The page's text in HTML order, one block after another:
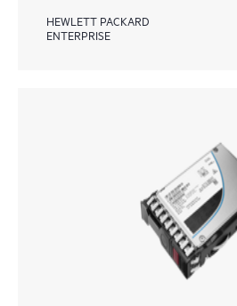
HEWLETT PACKARD
ENTERPRISE